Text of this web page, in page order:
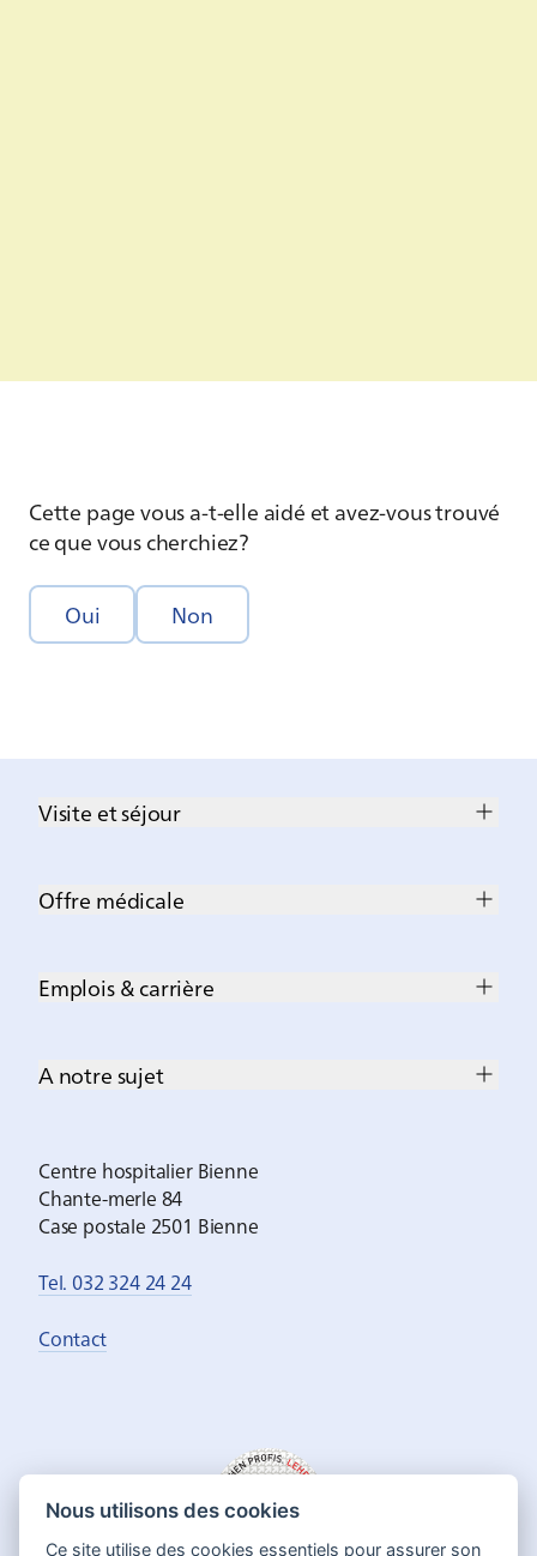
Cette page vous a-t-elle aidé et avez-vous trouvé
ce que vous cherchiez?
Oui Non
Visite et séjour
Offre médicale
Emplois & carrière
A notre sujet
Centre hospitalier Bienne
Chante-merle 84
Case postale 2501 Bienne
Tel. 032 324 24 24
Contact
Nous utilisons des cookies
Ce site utilise des cookies essentiels pour assurer son